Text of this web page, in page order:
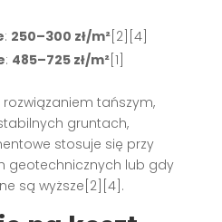
: 250–300 zł/m²[2][4]
: 485–725 zł/m²[1]
tańszym,
gruntach,
stosuje się przy
geotechnicznych lub gdy
są wyższe[2][4].